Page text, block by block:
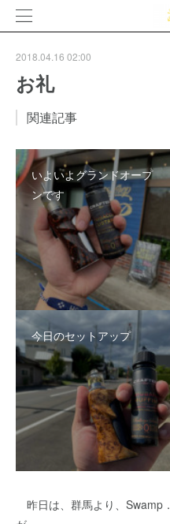
2018.04.16 02:00
お礼
関連記事
いよいよグランドオープ
ンです
今日のセットアップ
昨日は、群馬より、Swamp